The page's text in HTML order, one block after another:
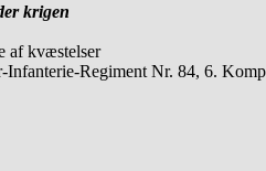
krigen
af kvæstelser
Infanterie-Regiment Nr. 84, 6.